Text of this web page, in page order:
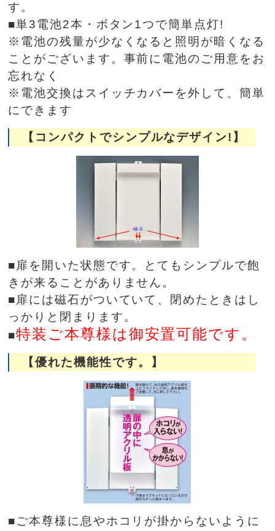
す。
■単3電池2本・ボタン1つで簡単点灯!
※電池の残量が少なくなると照明が暗くなる
ことがございます。事前に電池のご用意をお
忘れなく
※電池交換はスイッチカバーを外して、簡単
にできます
【コンパクトでシンプルなデザイン!】
■扉を開いた状態です。とてもシンプルで飽
きが来ることがありません。
■扉には磁石がついていて、閉めたときはし
っかりと閉まります。
■特装ご本尊様は御安置可能です。
【優れた機能性です。】
■ご本尊様に息やホコリが掛からないように